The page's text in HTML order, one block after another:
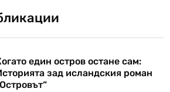
един остров остане сам:
зад исландския роман